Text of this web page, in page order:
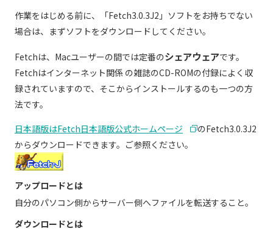
ご加入を検討中の方
現在ご利用中の方
お問い合わせ
お問い合わせ
ご加入お申し込み・資
料請求
作業をはじめる前に、「Fetch3.0.3J2」ソフトをお持ちでない
場合は、まずソフトをダウンロードしてください。
Fetchは、Macユーザーの間では定番のシェアウェアです。
Fetchはインターネット関係 の雑誌のCD-ROMの付録によく収
録されていますので、そこからインストールするのも一つの方
法です。
日本語版はFetch日本語版公式ホームページ
のFetch3.0.3J2
からダウンロードできます。ご参照ください。
アップロードとは
自分のパソコン側からサーバー側へファイルを転送すること。
ダウンロードとは